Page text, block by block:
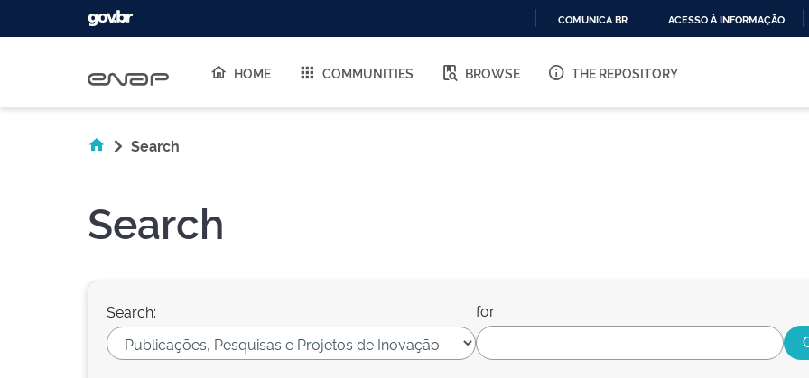
O
COMUNICA BR ACESSO À INFORMAÇÃO
HOME COMMUNITIES BROWSE THE REPOSITORY
Search
Search
Search: for